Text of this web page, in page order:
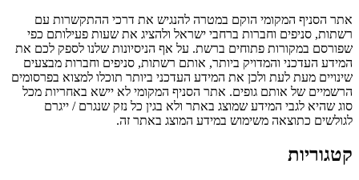
אתר הסניף המקומי הוקם במטרה להנגיש את דרכי ההתקשרות עם
רשתות, סניפים וחברות ברחבי ישראל ולהציג את שעות פעילותם כפי
שפורסם במקורות פתוחים ברשת. על אף הניסיונות שלנו לספק לכם את
המידע העדכני והמדויק ביותר, אותם רשתות, סניפים וחברות מבצעים
שינויים מעת לעת ולכן את המידע העדכני ביותר תוכלו למצוא בפרסומים
הרשמיים של אותם גופים. אתר הסניף המקומי לא יישא באחריות מכל
סוג שהיא לגבי המידע שמוצג באתר ולא בגין כל נזק שנגרם / ייגרם
לגולשים כתוצאה משימוש במידע המוצג באתר זה.
קטגוריות